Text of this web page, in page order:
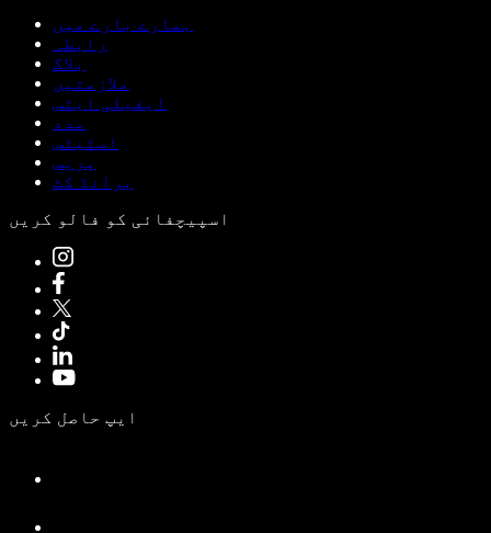
ہمارے بارے میں
رابطہ
بلاگ
ملازمتیں
ایفیلی ایٹس
مدد
اسٹیٹس
پریس
برانڈ کٹ
اسپیچفائی کو فالو کریں
ایپ حاصل کریں